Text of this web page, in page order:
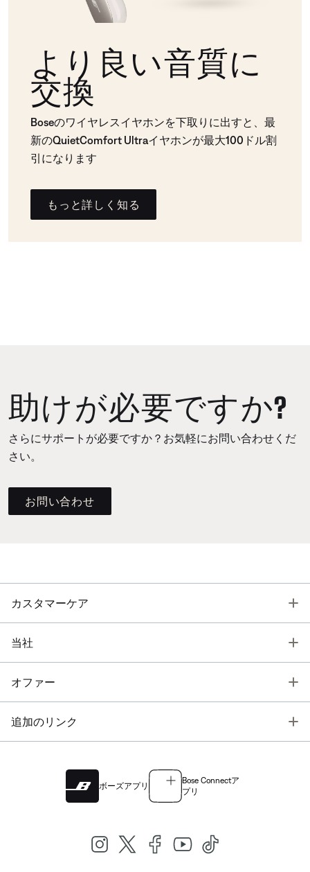
より良い音質に
交換
Boseのワイヤレスイヤホンを下取りに出すと、最
新のQuietComfort Ultraイヤホンが最大100ドル割
引になります
もっと詳しく知る
助けが必要ですか?
さらにサポートが必要ですか？お気軽にお問い合わせくだ
さい。
お問い合わせ
カスタマーケア
当社
オファー
追加のリンク
ボーズアプリ
Bose Connectア
プリ